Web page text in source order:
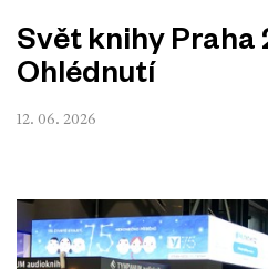
Svět knihy Praha
Ohlédnutí
12. 06. 2026